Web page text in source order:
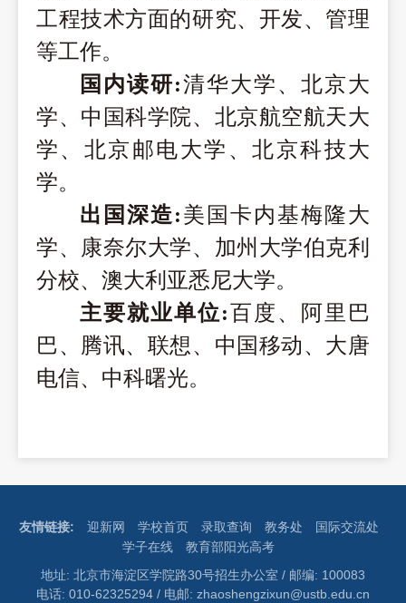
工程技术方面的研究、开发、管理
等工作。
国内读研:清华大学、北京大
学、中国科学院、北京航空航天大
学、北京邮电大学、北京科技大
学。
出国深造:美国卡内基梅隆大
学、康奈尔大学、加州大学伯克利
分校、澳大利亚悉尼大学。
主要就业单位:百度、阿里巴
巴、腾讯、联想、中国移动、大唐
电信、中科曙光。
友情链接: 迎新网 学校首页 录取查询 教务处
国际交流处
学子在线
教育部阳光高考
地址: 北京市海淀区学院路30号招生办公室 / 邮编: 100083
电话: 010-62325294 / 电邮: zhaoshengzixun@ustb.edu.cn